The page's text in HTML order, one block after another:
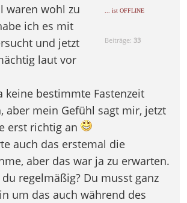
... ist OFFLINE
Beiträge: 33
waren wohl zu
ich es mit
und jetzt
laut vor
keine bestimmte Fastenzeit
aber mein Gefühl sagt mir, jetzt
erst richtig an
auch das erstemal die
aber das war ja zu erwarten.
regelmäßig? Du musst ganz
um das auch während des